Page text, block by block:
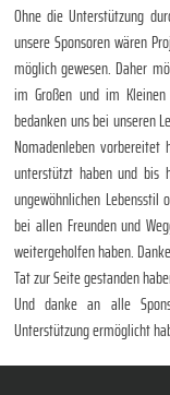
Ohne die Unterstützung
unsere Sponsoren wären
möglich gewesen. Daher
im Großen und im
bedanken uns bei unseren
Nomadenleben
unterstützt haben und bis
ungewöhnlichen Lebensstil
bei allen Freunden und
weitergeholfen haben.
Tat zur Seite gestanden
Und danke an alle
Unterstützung ermöglicht